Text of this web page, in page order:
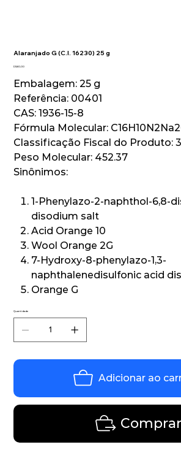
Alaranjado G (C.I. 16230) 25 g
Preço
R$ 60,00
Embalagem: 25 g
Referência: 00401
CAS: 1936-15-8
Fórmula Molecular:
Classificação Fiscal do Produto:
Peso Molecular: 452.37
Sinônimos:
1-Phenylazo-2-naphthol-6,8-
disodium salt
Acid Orange 10
Wool Orange 2G
7-Hydroxy-8-phenylazo-1,3-
naphthalenedisulfonic acid
Orange G
Quantidade
Adicionar ao
Comprar